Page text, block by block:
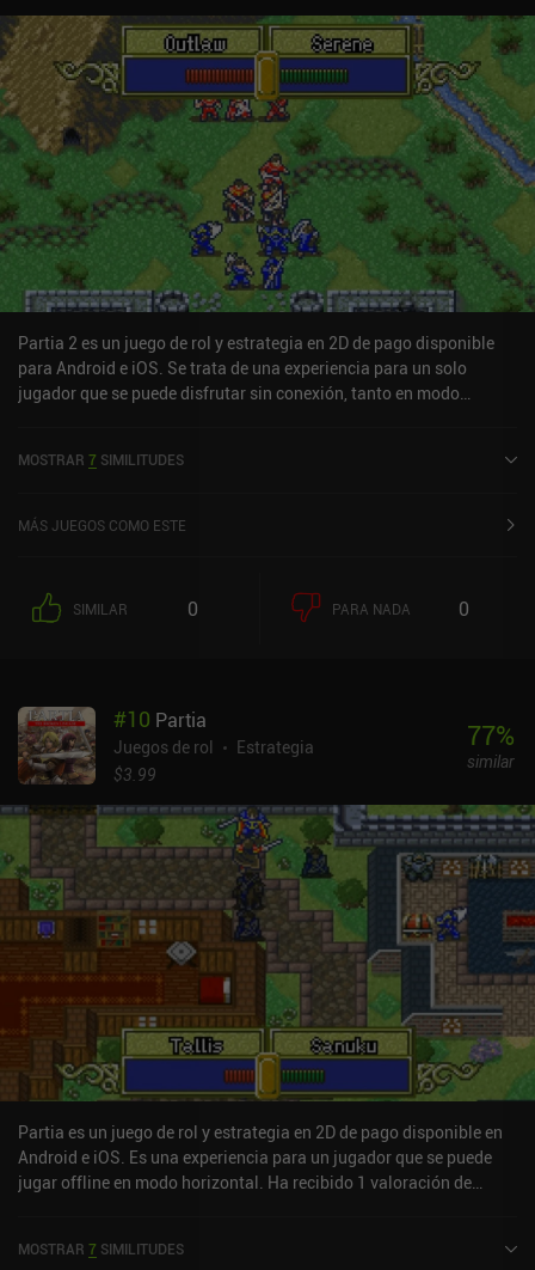
Partia 2 es un juego de rol y estrategia en 2D de pago disponible
para Android e iOS. Se trata de una experiencia para un solo
jugador que se puede disfrutar sin conexión, tanto en modo
Play y de 4,6 sobre 5,0 en la App Store de iOS.
MOSTRAR 7 SIMILITUDES
MÁS JUEGOS COMO ESTE
SIMILAR 0 PARA NADA 0
#10 Partia
Juegos de rol
Estrategia
$3.99
77%
similar
Partia es un juego de rol y estrategia en 2D de pago disponible en
Android e iOS. Es una experiencia para un jugador que se puede
jugar offline en modo horizontal. Ha recibido 1 valoración de
y de 4,2 sobre 5,0 en la App Store de iOS.
MOSTRAR 7 SIMILITUDES